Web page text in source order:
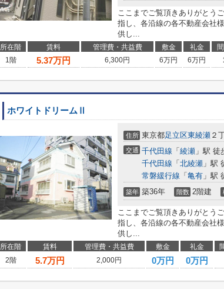
ここまでご覧頂きありがとう
指し、各沿線の各不動産会社
供し...
所在階 賃料 管理費・共益費 敷金 礼金
1階
5.37万円 6,300円 6万円 6万円
ホワイトドリームⅡ
住所 東京都足立区東綾瀬 ２
交通 千代田線 「 綾瀬 」駅 徒
千代田線 「 北綾瀬 」駅
常磐緩行線 「 亀有 」駅
築年 築36年 階数 2階建
ここまでご覧頂きありがとう
指し、各沿線の各不動産会社
供し...
所在階 賃料 管理費・共益費 敷金 礼金
2階
5.7万円 2,000円 0万円 0万円